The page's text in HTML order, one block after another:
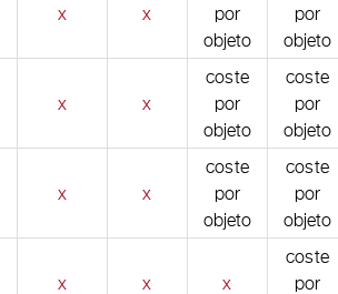
x x
por
objeto
por
objeto
x x
coste
por
objeto
coste
por
objeto
x x
coste
por
objeto
coste
por
objeto
x x x
coste
por